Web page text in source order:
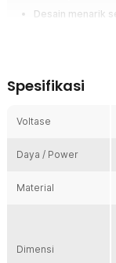
Desain menarik
Fitting lampu ini dapat
sangat cocok
serta minimalis.
nuansa elegan di
Fitting lampu ini
tidak termasuk
Spesifikasi
Voltase
Daya / Power
Material
Dimensi